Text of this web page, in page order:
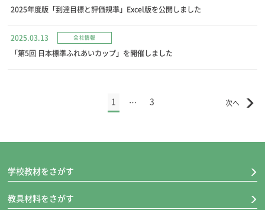
2025年度版「到達目標と評価規準」Excel版を公開しました
2025.03.13 会社情報
「第5回 日本標準ふれあいカップ」を開催しました
1 … 3
学校教材をさがす
教具材料をさがす